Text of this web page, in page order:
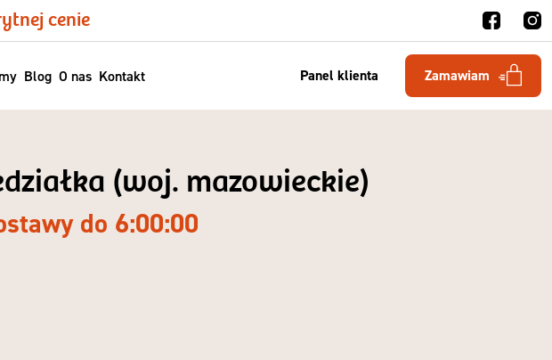
cenie
Panel klienta Zamawiam
Blog O nas Kontakt
(woj. mazowieckie)
do 6:00:00